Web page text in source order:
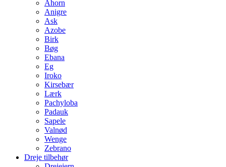
Ahorn
Anigre
Ask
Azobe
Birk
Bøg
Ebana
Eg
Iroko
Kirsebær
Lærk
Pachyloba
Padauk
Sapele
Valnød
Wenge
Zebrano
Dreje tilbehør